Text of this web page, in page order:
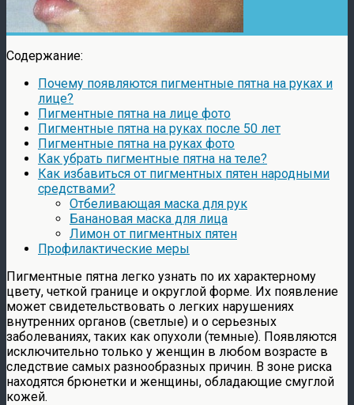
Содержание:
Почему появляются пигментные пятна на руках и
лице?
Пигментные пятна на лице фото
Пигментные пятна на руках после 50 лет
Пигментные пятна на руках фото
Как убрать пигментные пятна на теле?
Как избавиться от пигментных пятен народными
средствами?
Отбеливающая маска для рук
Банановая маска для лица
Лимон от пигментных пятен
Профилактические меры
Пигментные пятна легко узнать по их характерному
цвету, четкой границе и округлой форме. Их появление
может свидетельствовать о легких нарушениях
внутренних органов (светлые) и о серьезных
заболеваниях, таких как опухоли (темные). Появляются
исключительно только у женщин в любом возрасте в
следствие самых разнообразных причин. В зоне риска
находятся брюнетки и женщины, обладающие смуглой
кожей.